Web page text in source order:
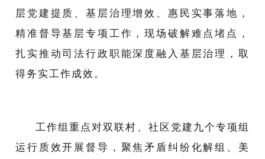
层党建提质、基层治理增效、惠民实事落地，
精准督导基层专项工作，现场破解难点堵点，
扎实推动司法行政职能深度融入基层治理，取
得务实工作成效。
工作组重点对双联村、社区党建九个专项组
运行质效开展督导，聚焦矛盾纠纷化解组、美